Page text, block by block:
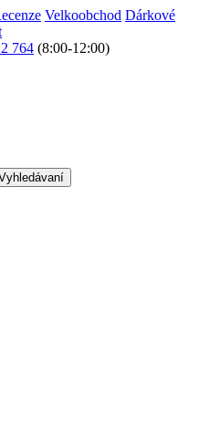
Velkoobchod Dárkové
764 (8:00-12:00)